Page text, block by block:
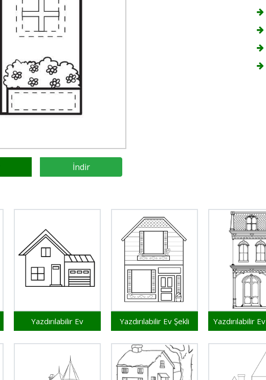
İndir
Yazdırılabilir Ev Yazdırılabilir Ev Şekli